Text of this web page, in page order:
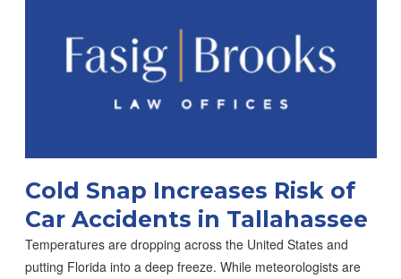
Cold Snap Increases Risk of
Car Accidents in Tallahassee
Temperatures are dropping across the United States and
putting Florida into a deep freeze. While meteorologists are